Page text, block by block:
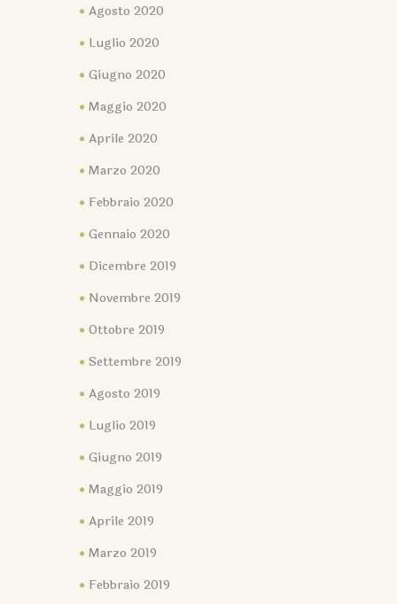
Agosto 2020
Luglio 2020
Giugno 2020
Maggio 2020
Aprile 2020
Marzo 2020
Febbraio 2020
Gennaio 2020
Dicembre 2019
Novembre 2019
Ottobre 2019
Settembre 2019
Agosto 2019
Luglio 2019
Giugno 2019
Maggio 2019
Aprile 2019
Marzo 2019
Febbraio 2019